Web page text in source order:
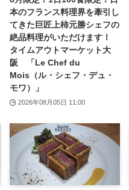
本のフランス料理界を牽引し
てきた巨匠上柿元勝シェフの
絶品料理がいただけます！
タイムアウトマーケット大
阪 「Le Chef du
Mois（ル・シェフ・デュ・
モワ）」
2026年08月05日 11:00